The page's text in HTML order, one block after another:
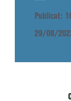
Publicat:
29/08/